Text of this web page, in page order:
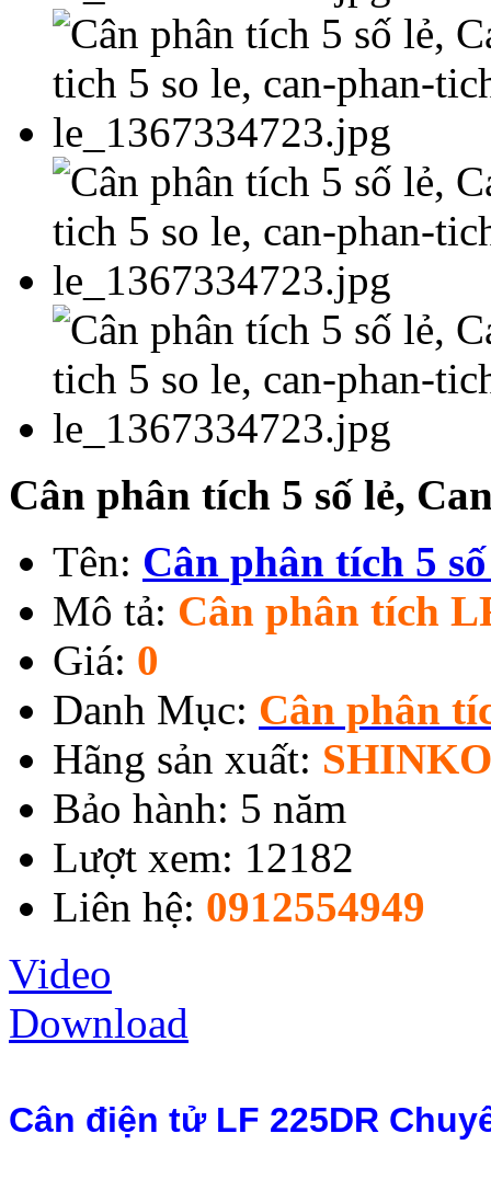
Cân phân tích 5 số lẻ,
Tên: Cân phân tích 5
Mô tả: Cân phân tích
Giá: 0
Danh Mục: Cân phân
Hãng sản xuất:
Bảo hành: 5 năm
Lượt xem: 12182
Liên hệ: 0912554949
Video
Download
Cân điện tử LF 225DR